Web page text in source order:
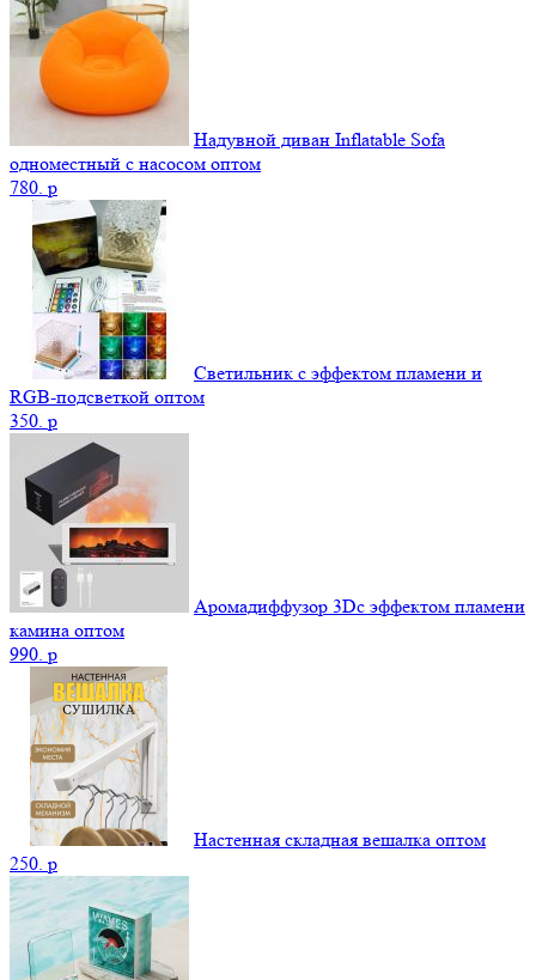
Надувной диван Inflatable Sofa
одноместный с насосом оптом
780. p
Светильник с эффектом пламени и
RGB-подсветкой оптом
350. p
Аромадиффузор 3Dс эффектом пламени
камина оптом
990. p
Настенная складная вешалка оптом
250. p